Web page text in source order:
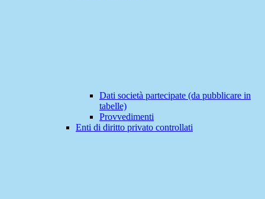
Dati società partecipate (da pubblicare in
tabelle)
Provvedimenti
Enti di diritto privato controllati